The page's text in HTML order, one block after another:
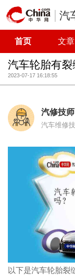
汽
首页 文章
汽车轮胎有裂
2023-07-17 16:18:55
汽修技师
汽车维修
以下是汽车轮胎裂